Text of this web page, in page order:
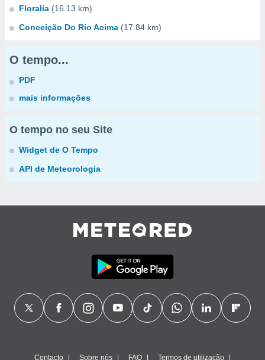
Floralia (16.13 km)
Conceição Do Rio Acima (17.84 km)
O tempo...
PDF
mais informações
O tempo no seu Site
Widget de O Tempo
API de Meteorologia
Contacto Sobre nós FAQ Termos de utilização